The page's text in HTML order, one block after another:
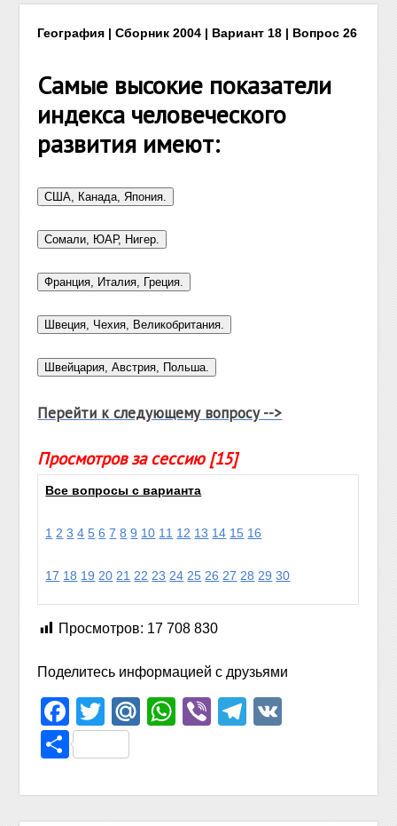
География | Сборник 2004 | Вариант 18 | Вопрос 26
Самые высокие показатели
индекса человеческого
развития имеют:
Перейти к следующему вопросу -->
Просмотров за сессию [15]
Все вопросы с варианта
1 2 3 4 5 6 7 8 9 10 11 12 13 14 15 16
17 18 19 20 21 22 23 24 25 26 27 28 29 30
Просмотров: 17 708 830
Поделитесь информацией с друзьями
Facebook
TwitterMail.Ru
WhatsApp
ViberTelegram
Отправить